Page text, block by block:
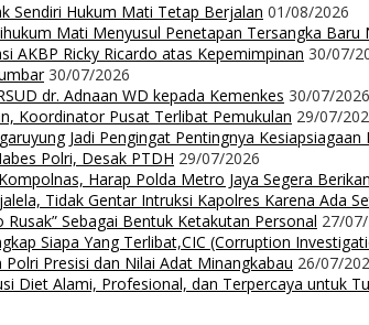
Sendiri Hukum Mati Tetap Berjalan 01/08/2026
Mati Menyusul Penetapan Tersangka Baru
AKBP Ricky Ricardo atas Kepemimpinan 30/07/
30/07/2026
dr. Adnaan WD kepada Kemenkes 30/07/2026
Koordinator Pusat Terlibat Pemukulan 29/07/
Jadi Pengingat Pentingnya Kesiapsiagaan
Polri, Desak PTDH 29/07/2026
Harap Polda Metro Jaya Segera
Tidak Gentar Intruksi Kapolres Karena Ada
Sebagai Bentuk Ketakutan Personal 27/
Siapa Yang Terlibat,CIC (Corruption
Presisi dan Nilai Adat Minangkabau 26/07/
Diet Alami, Profesional, dan Terpercaya untuk